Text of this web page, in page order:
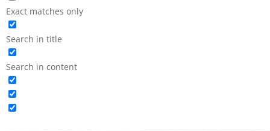
Exact matches only
Search in title
Search in content